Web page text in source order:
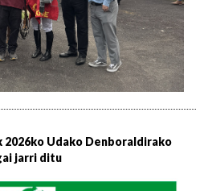
Udako Denboraldirako
jarri ditu